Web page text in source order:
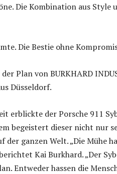
Die Kombination aus Style
Die Bestie ohne
Plan von BURKHARD
Düsseldorf.
erblickte der Porsche 911
begeistert dieser nicht nur
der ganzen Welt. „Die Mühe
Kai Burkhard. „Der
Entweder hassen die